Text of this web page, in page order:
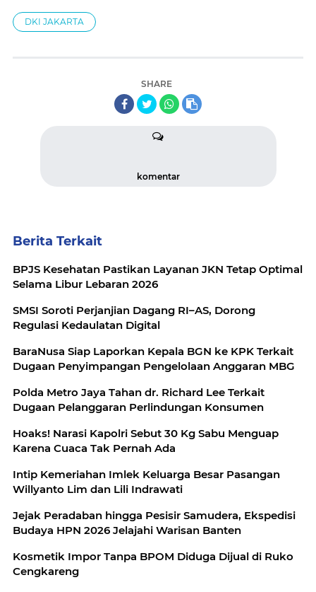
DKI JAKARTA
SHARE
komentar
Berita Terkait
BPJS Kesehatan Pastikan Layanan JKN Tetap Optimal
Selama Libur Lebaran 2026
SMSI Soroti Perjanjian Dagang RI–AS, Dorong
Regulasi Kedaulatan Digital
BaraNusa Siap Laporkan Kepala BGN ke KPK Terkait
Dugaan Penyimpangan Pengelolaan Anggaran MBG
Polda Metro Jaya Tahan dr. Richard Lee Terkait
Dugaan Pelanggaran Perlindungan Konsumen
Hoaks! Narasi Kapolri Sebut 30 Kg Sabu Menguap
Karena Cuaca Tak Pernah Ada
Intip Kemeriahan Imlek Keluarga Besar Pasangan
Willyanto Lim dan Lili Indrawati
Jejak Peradaban hingga Pesisir Samudera, Ekspedisi
Budaya HPN 2026 Jelajahi Warisan Banten
Kosmetik Impor Tanpa BPOM Diduga Dijual di Ruko
Cengkareng